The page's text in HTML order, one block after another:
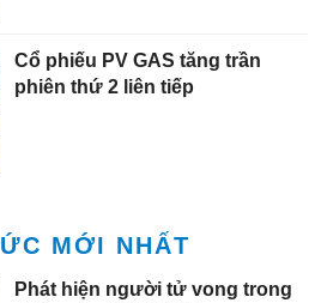
Cổ phiếu PV GAS tăng trần
phiên thứ 2 liên tiếp
MỚI NHẤT
Phát hiện người tử vong trong